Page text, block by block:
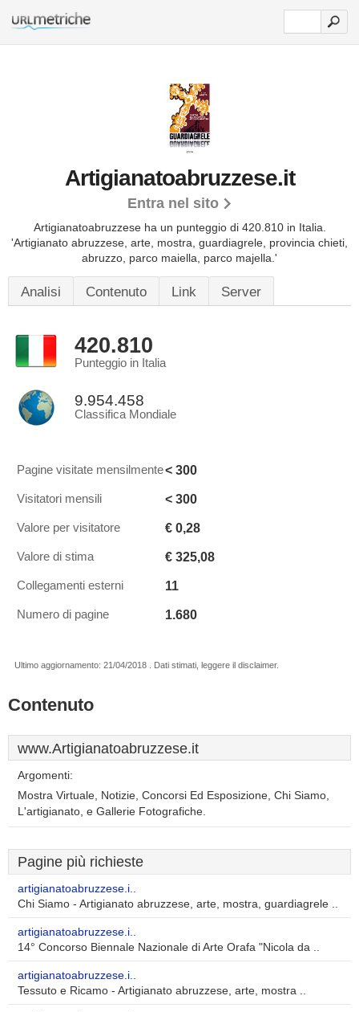
Artigianatoabruzzese.it
Entra nel sito
Artigianatoabruzzese ha un punteggio di 420.810 in Italia.
'Artigianato abruzzese, arte, mostra, guardiagrele, provincia chieti,
abruzzo, parco maiella, parco majella.'
Analisi Contenuto Link Server
420.810
Punteggio in Italia
9.954.458
Classifica Mondiale
Pagine visitate mensilmente< 300
Visitatori mensili < 300
Valore per visitatore € 0,28
Valore di stima € 325,08
Collegamenti esterni 11
Numero di pagine 1.680
Ultimo aggiornamento: 21/04/2018 . Dati stimati, leggere il disclaimer.
Contenuto
www.Artigianatoabruzzese.it
Argomenti:
Mostra Virtuale, Notizie, Concorsi Ed Esposizione, Chi Siamo,
L'artigianato, e Gallerie Fotografiche.
Pagine più richieste
artigianatoabruzzese.i..
Chi Siamo - Artigianato abruzzese, arte, mostra, guardiagrele ..
artigianatoabruzzese.i..
14° Concorso Biennale Nazionale di Arte Orafa "Nicola da ..
artigianatoabruzzese.i..
Tessuto e Ricamo - Artigianato abruzzese, arte, mostra ..